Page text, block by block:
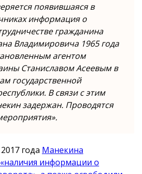
появившаяся в
информация о
гражданина
Владимировича 1965 года
агентом
Станиславом Асеевым в
государственной
В связи с этим
задержан. Проводятся
года Манекина
информации о